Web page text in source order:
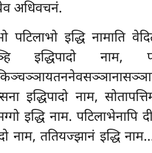
अधिवचनं.
पटिलाभो इद्धि नामाति
इद्धिपादो
इद्धिपादो नाम,
इद्धि नाम. पटिलाभेनापि
नाम, ततियज्झानं इद्धि